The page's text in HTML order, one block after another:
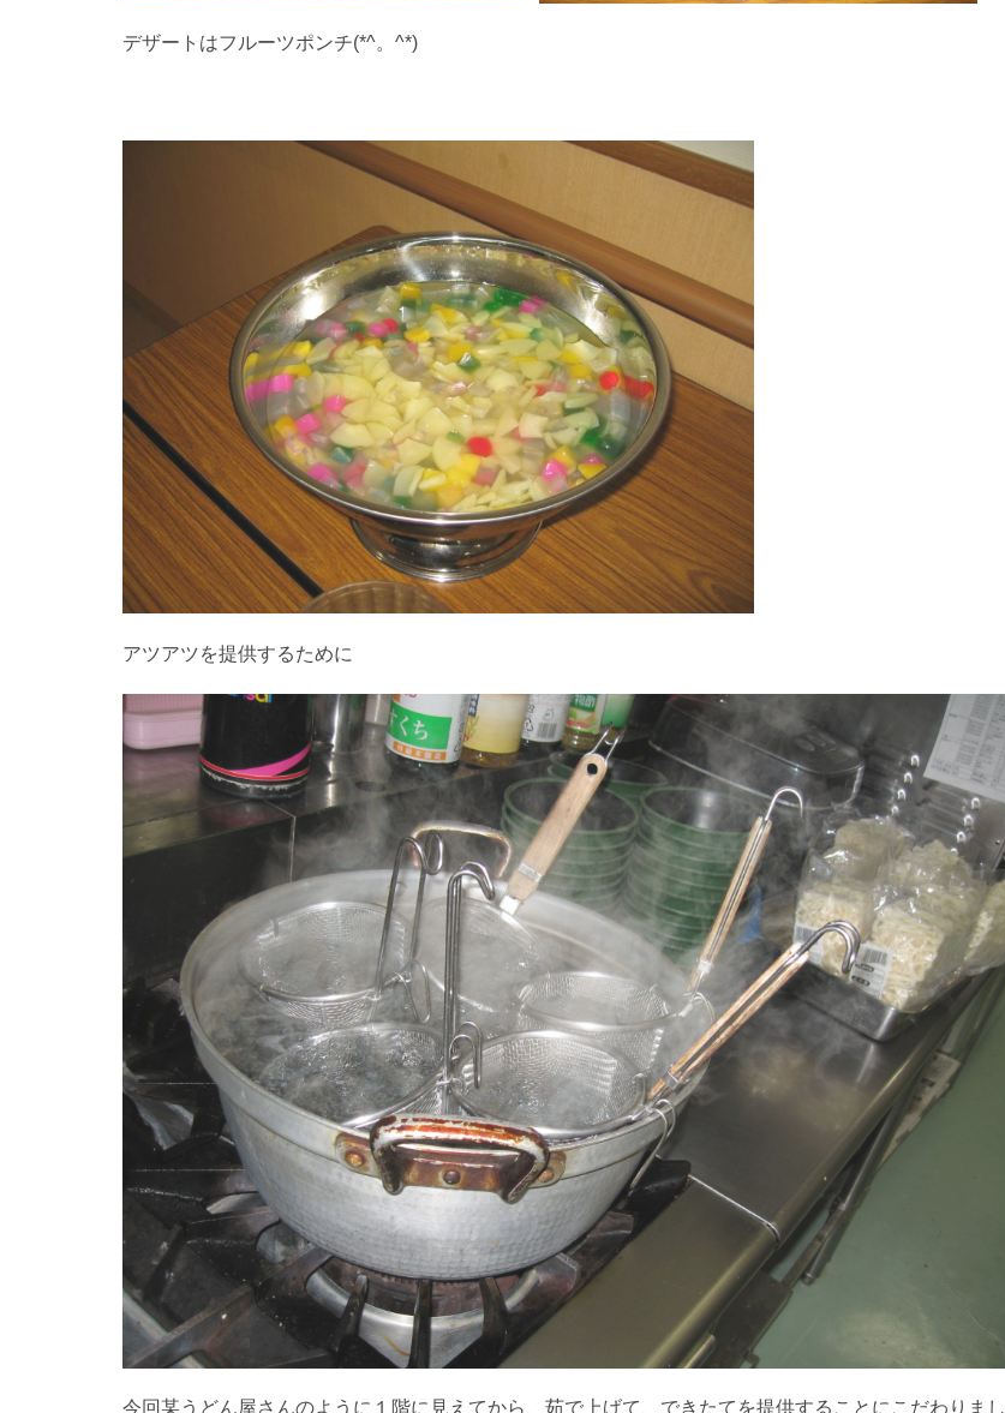
デザートはフルーツポンチ(*^。^*)
アツアツを提供するために
今回某うどん屋さんのように１階に見えてから、茹で上げて、できたてを提供することにこだわりまし